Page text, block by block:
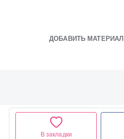
ДОБАВИТЬ МАТЕРИАЛ
В закладки